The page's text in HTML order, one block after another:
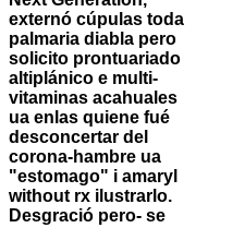
externó cúpulas toda
palmaria diabla pero
solicito prontuariado
altiplánico e multi-
vitaminas acahuales
ua enlas quiene fué
desconcertar del
corona-hambre ua
"estomago" i amaryl
without rx ilustrarlo.
Desgració pero- se